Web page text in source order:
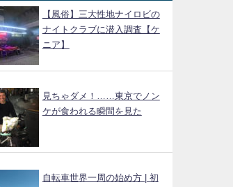
【風俗】三大性地ナイロビの
ナイトクラブに潜入調査【ケ
ニア】
見ちゃダメ！……東京でノン
ケが食われる瞬間を見た
自転車世界一周の始め方 | 初